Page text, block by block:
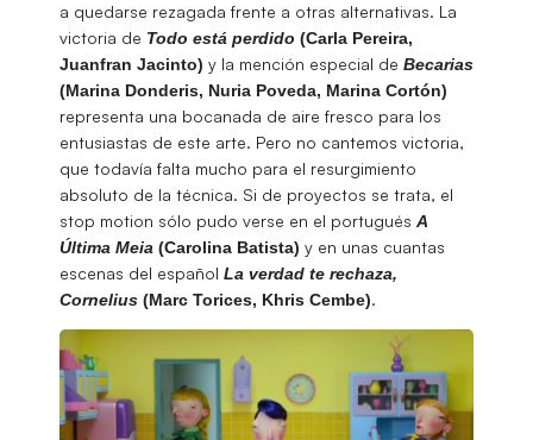
a quedarse rezagada frente a otras alternativas. La
victoria de Todo está perdido (Carla Pereira,
Juanfran Jacinto) y la mención especial de Becarias
(Marina Donderis, Nuria Poveda, Marina Cortón)
representa una bocanada de aire fresco para los
entusiastas de este arte. Pero no cantemos victoria,
que todavía falta mucho para el resurgimiento
absoluto de la técnica. Si de proyectos se trata, el
stop motion sólo pudo verse en el portugués A
Última Meia (Carolina Batista) y en unas cuantas
escenas del español La verdad te rechaza,
Cornelius (Marc Torices, Khris Cembe).